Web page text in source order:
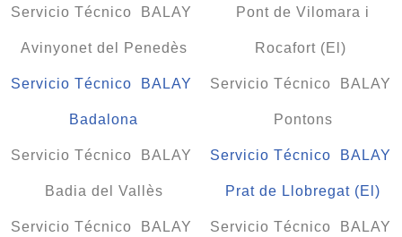
Servicio Técnico BALAY
Avinyonet del Penedès
Servicio Técnico BALAY
Badalona
Servicio Técnico BALAY
Badia del Vallès
Servicio Técnico BALAY
Pont de Vilomara i
Rocafort (El)
Servicio Técnico BALAY
Pontons
Servicio Técnico BALAY
Prat de Llobregat (El)
Servicio Técnico BALAY